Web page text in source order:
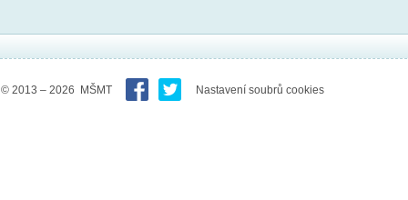
© 2013 – 2026 MŠMT Nastavení soubrů cookies